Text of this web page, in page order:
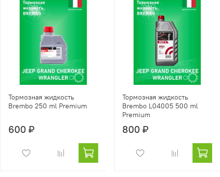
Тормозная жидкость
Brembo 250 ml Premium
600 ₽
Тормозная жидкость
Brembo L04005 500 ml
Premium
800 ₽